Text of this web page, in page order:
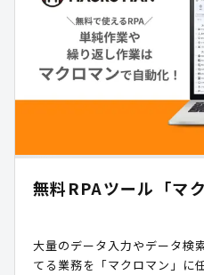
トナー」でいたいと考えてま
無料RPAツール「マ
大量のデータ入力やデータ検
てる業務を「マクロマン」に